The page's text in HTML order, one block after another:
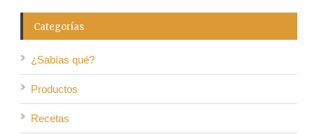
Categorías
¿Sabías qué?
Productos
Recetas